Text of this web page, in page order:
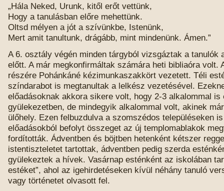
„Hála Neked, Urunk, kitől erőt vettünk,
Hogy a tanulásban előre mehettünk.
Oltsd mélyen a jót a szívünkbe, Istenünk,
Mert amit tanultunk, drágább, mint mindenünk. Ámen.”
A 6. osztály végén minden tárgyból vizsgáztak a tanulók
előtt. A már megkonfirmáltak számára heti bibliaóra volt.
részére Pohánkáné kézimunkaszakkört vezetett. Téli
színdarabot is megtanultak a lelkész vezetésével.
előadásoknak akkora sikere volt, hogy 2-3 alkalommal is
gyülekezetben, de mindegyik alkalommal volt, akinek
ülőhely. Ezen felbuzdulva a szomszédos településeken
előadásokból befolyt összeget az új templomablakok
fordították. Ádventben és böjtben hetenként kétszer
istentiszteletet tartottak, ádventben pedig szerda
gyülekeztek a hívek. Vasárnap esténként az iskolában
estéket”, ahol az igehirdetéseken kívül néhány tanuló
vagy történetet olvasott fel.